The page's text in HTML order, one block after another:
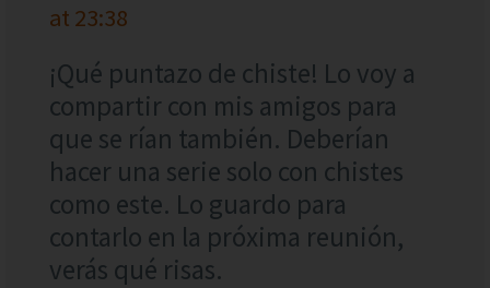
at 23:38
¡Qué puntazo de chiste! Lo voy a
compartir con mis amigos para
que se rían también. Deberían
hacer una serie solo con chistes
como este. Lo guardo para
contarlo en la próxima reunión,
verás qué risas.